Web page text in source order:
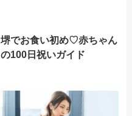
堺でお食い初め♡赤ちゃん
の100日祝いガイド